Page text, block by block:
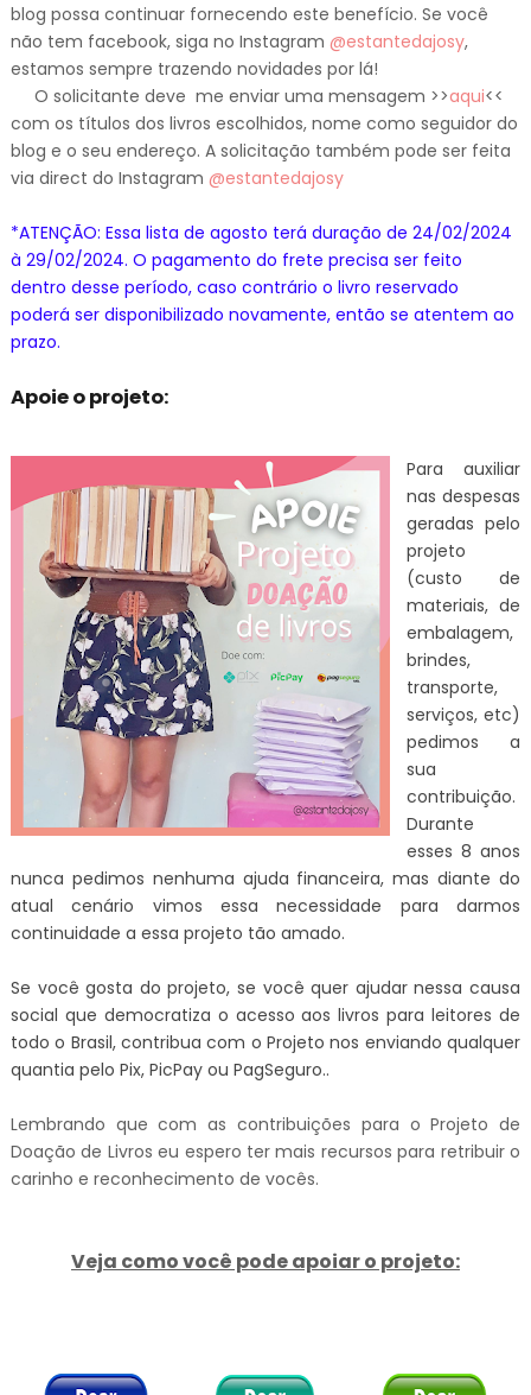
blog possa continuar fornecendo este benefício. Se você
não tem facebook, siga no Instagram @estantedajosy,
estamos sempre trazendo novidades por lá!
O solicitante deve me enviar uma mensagem >>aqui<<
com os títulos dos livros escolhidos, nome como seguidor do
blog e o seu endereço. A solicitação também pode ser feita
via direct do Instagram @estantedajosy
*ATENÇÃO: Essa lista de agosto terá duração de 24/02/2024
à 29/02/2024. O pagamento do frete precisa ser feito
dentro desse período, caso contrário o livro reservado
poderá ser disponibilizado novamente, então se atentem ao
prazo.
Apoie o projeto:
Para auxiliar
nas despesas
geradas pelo
projeto
(custo de
materiais, de
embalagem,
brindes,
transporte,
serviços, etc)
pedimos a
sua
contribuição.
Durante
esses 8 anos
nunca pedimos nenhuma ajuda financeira, mas diante do
atual cenário vimos essa necessidade para darmos
continuidade a essa projeto tão amado.
Se você gosta do projeto, se você quer ajudar nessa causa
social que democratiza o acesso aos livros para leitores de
todo o Brasil, contribua com o Projeto nos enviando qualquer
quantia pelo Pix, PicPay ou PagSeguro..
Lembrando que com as contribuições para o Projeto de
Doação de Livros eu espero ter mais recursos para retribuir o
carinho e reconhecimento de vocês.
Veja como você pode apoiar o projeto: